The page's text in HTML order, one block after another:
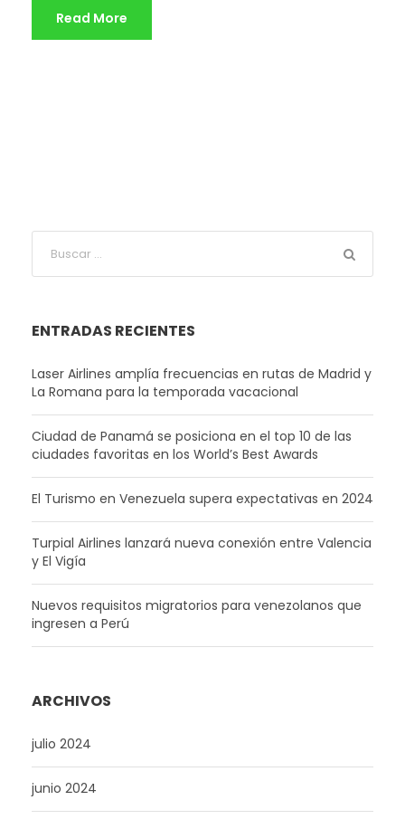
Read More
ENTRADAS RECIENTES
Laser Airlines amplía frecuencias en rutas de Madrid y
La Romana para la temporada vacacional
Ciudad de Panamá se posiciona en el top 10 de las
ciudades favoritas en los World’s Best Awards
El Turismo en Venezuela supera expectativas en 2024
Turpial Airlines lanzará nueva conexión entre Valencia
y El Vigía
Nuevos requisitos migratorios para venezolanos que
ingresen a Perú
ARCHIVOS
julio 2024
junio 2024